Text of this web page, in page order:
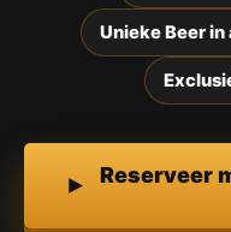
Unieke Beer
Reserveer